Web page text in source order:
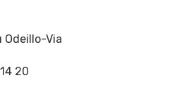
Odeillo-Via
20